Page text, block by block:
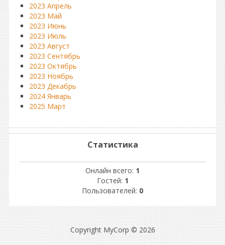
2023 Апрель
2023 Май
2023 Июнь
2023 Июль
2023 Август
2023 Сентябрь
2023 Октябрь
2023 Ноябрь
2023 Декабрь
2024 Январь
2025 Март
Статистика
Онлайн всего: 1
Гостей: 1
Пользователей: 0
Copyright MyCorp © 2026